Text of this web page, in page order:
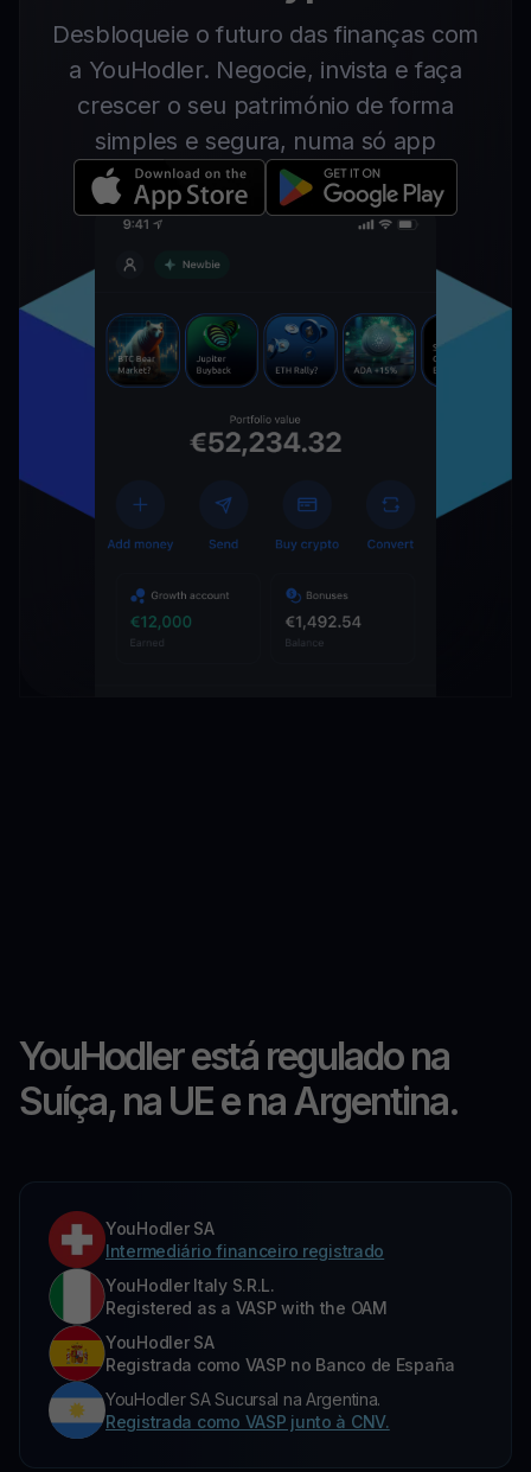
Desbloqueie o futuro das finanças com
a YouHodler. Negocie, invista e faça
crescer o seu património de forma
simples e segura, numa só app
YouHodler está regulado na
Suíça, na UE e na Argentina.
YouHodler SA
Intermediário financeiro registrado
YouHodler Italy S.R.L.
Registered as a VASP with the OAM
YouHodler SA
Registrada como VASP no Banco de España
YouHodler SA Sucursal na Argentina.
Registrada como VASP junto à CNV.